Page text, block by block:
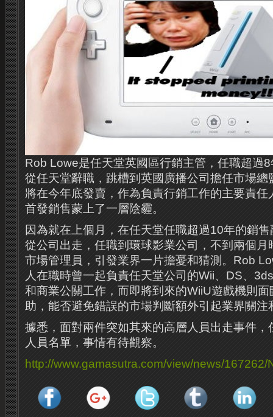
Rob Lowe是任天堂英國區行銷主管，任職超過
從任天堂辭職，跳槽到英國廣播公司擔任市場總
將在今年底發賣，作為負責行銷工作的主要責任
首發銷售蒙上了一層陰霾。
因為就在上個月，在任天堂任職超過10年的銷
從公司出走，任職到環球影業公司，不到兩個月
市場管理員，引發業界一片擔憂和猜測。Rob
人在職時曾一起負責任天堂公司的Wii、DS、
和商業公關工作，而即將到來的WiiU遊戲機則
助，能否避免錯誤的市場判斷額外引起業界關注
據悉，面對兩件突如其來的高層人員出走事件，
人員名單，事情有待觀察。
http://www.gamasutra.com/view/news/